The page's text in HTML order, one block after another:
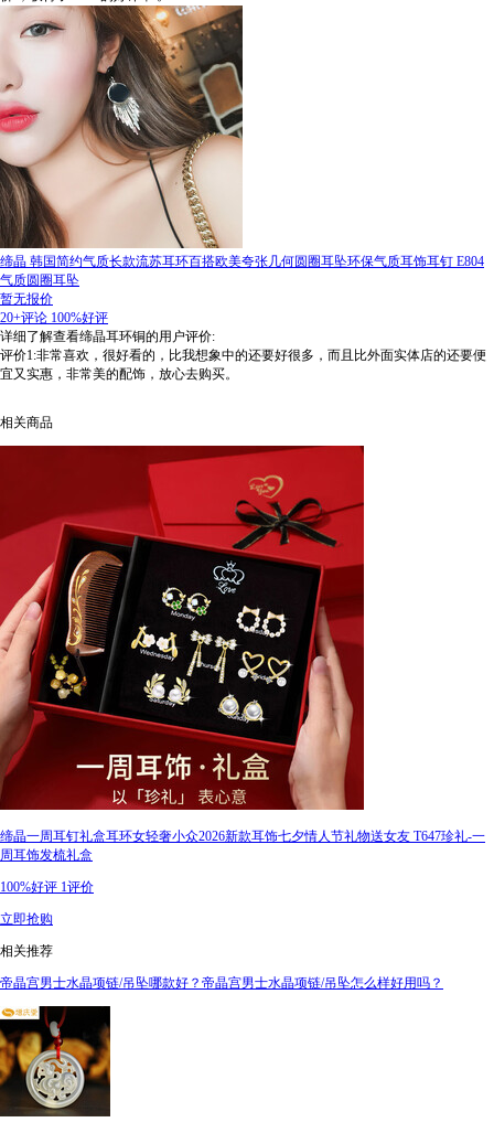
缔晶 韩国简约气质长款流苏耳环百搭欧美夸张几何圆圈耳坠环保气质耳饰耳钉 E804
气质圆圈耳坠
暂无报价
20+评论 100%好评
详细了解查看缔晶耳环铜的用户评价:
评价1:非常喜欢，很好看的，比我想象中的还要好很多，而且比外面实体店的还要便
宜又实惠，非常美的配饰，放心去购买。
相关商品
缔晶一周耳钉礼盒耳环女轻奢小众2026新款耳饰七夕情人节礼物送女友 T647珍礼-一
周耳饰发梳礼盒
100%好评 1评价
立即抢购
相关推荐
帝晶宫男士水晶项链/吊坠哪款好？帝晶宫男士水晶项链/吊坠怎么样好用吗？